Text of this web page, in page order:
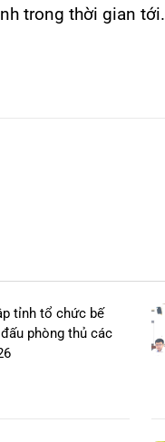
trong thời gian tới.
tỉnh tổ chức bế
phòng thủ các